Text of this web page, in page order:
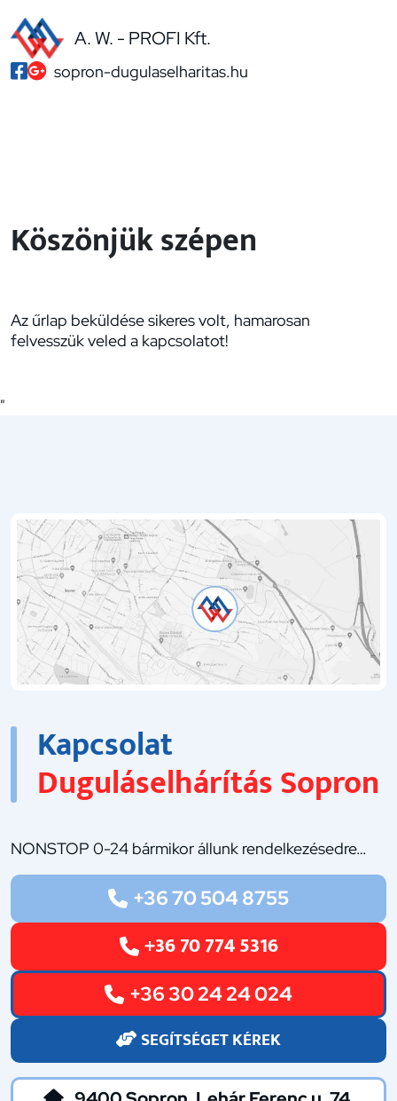
A. W. - PROFI Kft.
sopron-dugulaselharitas.hu
Köszönjük szépen
Az űrlap beküldése sikeres volt, hamarosan
felvesszük veled a kapcsolatot!
"
Kapcsolat
Duguláselhárítás Sopron
NONSTOP 0-24 bármikor állunk rendelkezésedre…
+36 70 504 8755
+36 70 774 5316
+36 30 24 24 024
SEGÍTSÉGET KÉREK